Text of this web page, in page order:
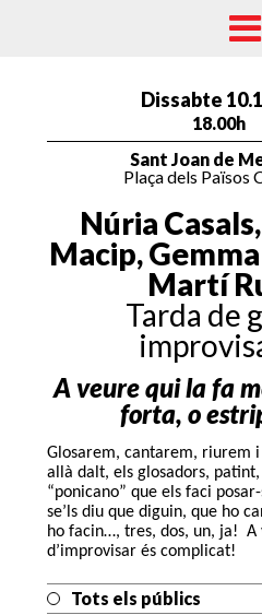
Dissabte
18.00h
Sant Joan de
Plaça dels Països
Núria
Macip,
Martí
Tarda de
A veure qui la fa
forta, o
Glosarem, cantarem, riurem
allà dalt, els glosadors,
“ponicano” que els faci
se’ls diu que diguin, que ho
ho facin…, tres, dos, un, ja! A
d’improvisar és complicat!
Tots els públics